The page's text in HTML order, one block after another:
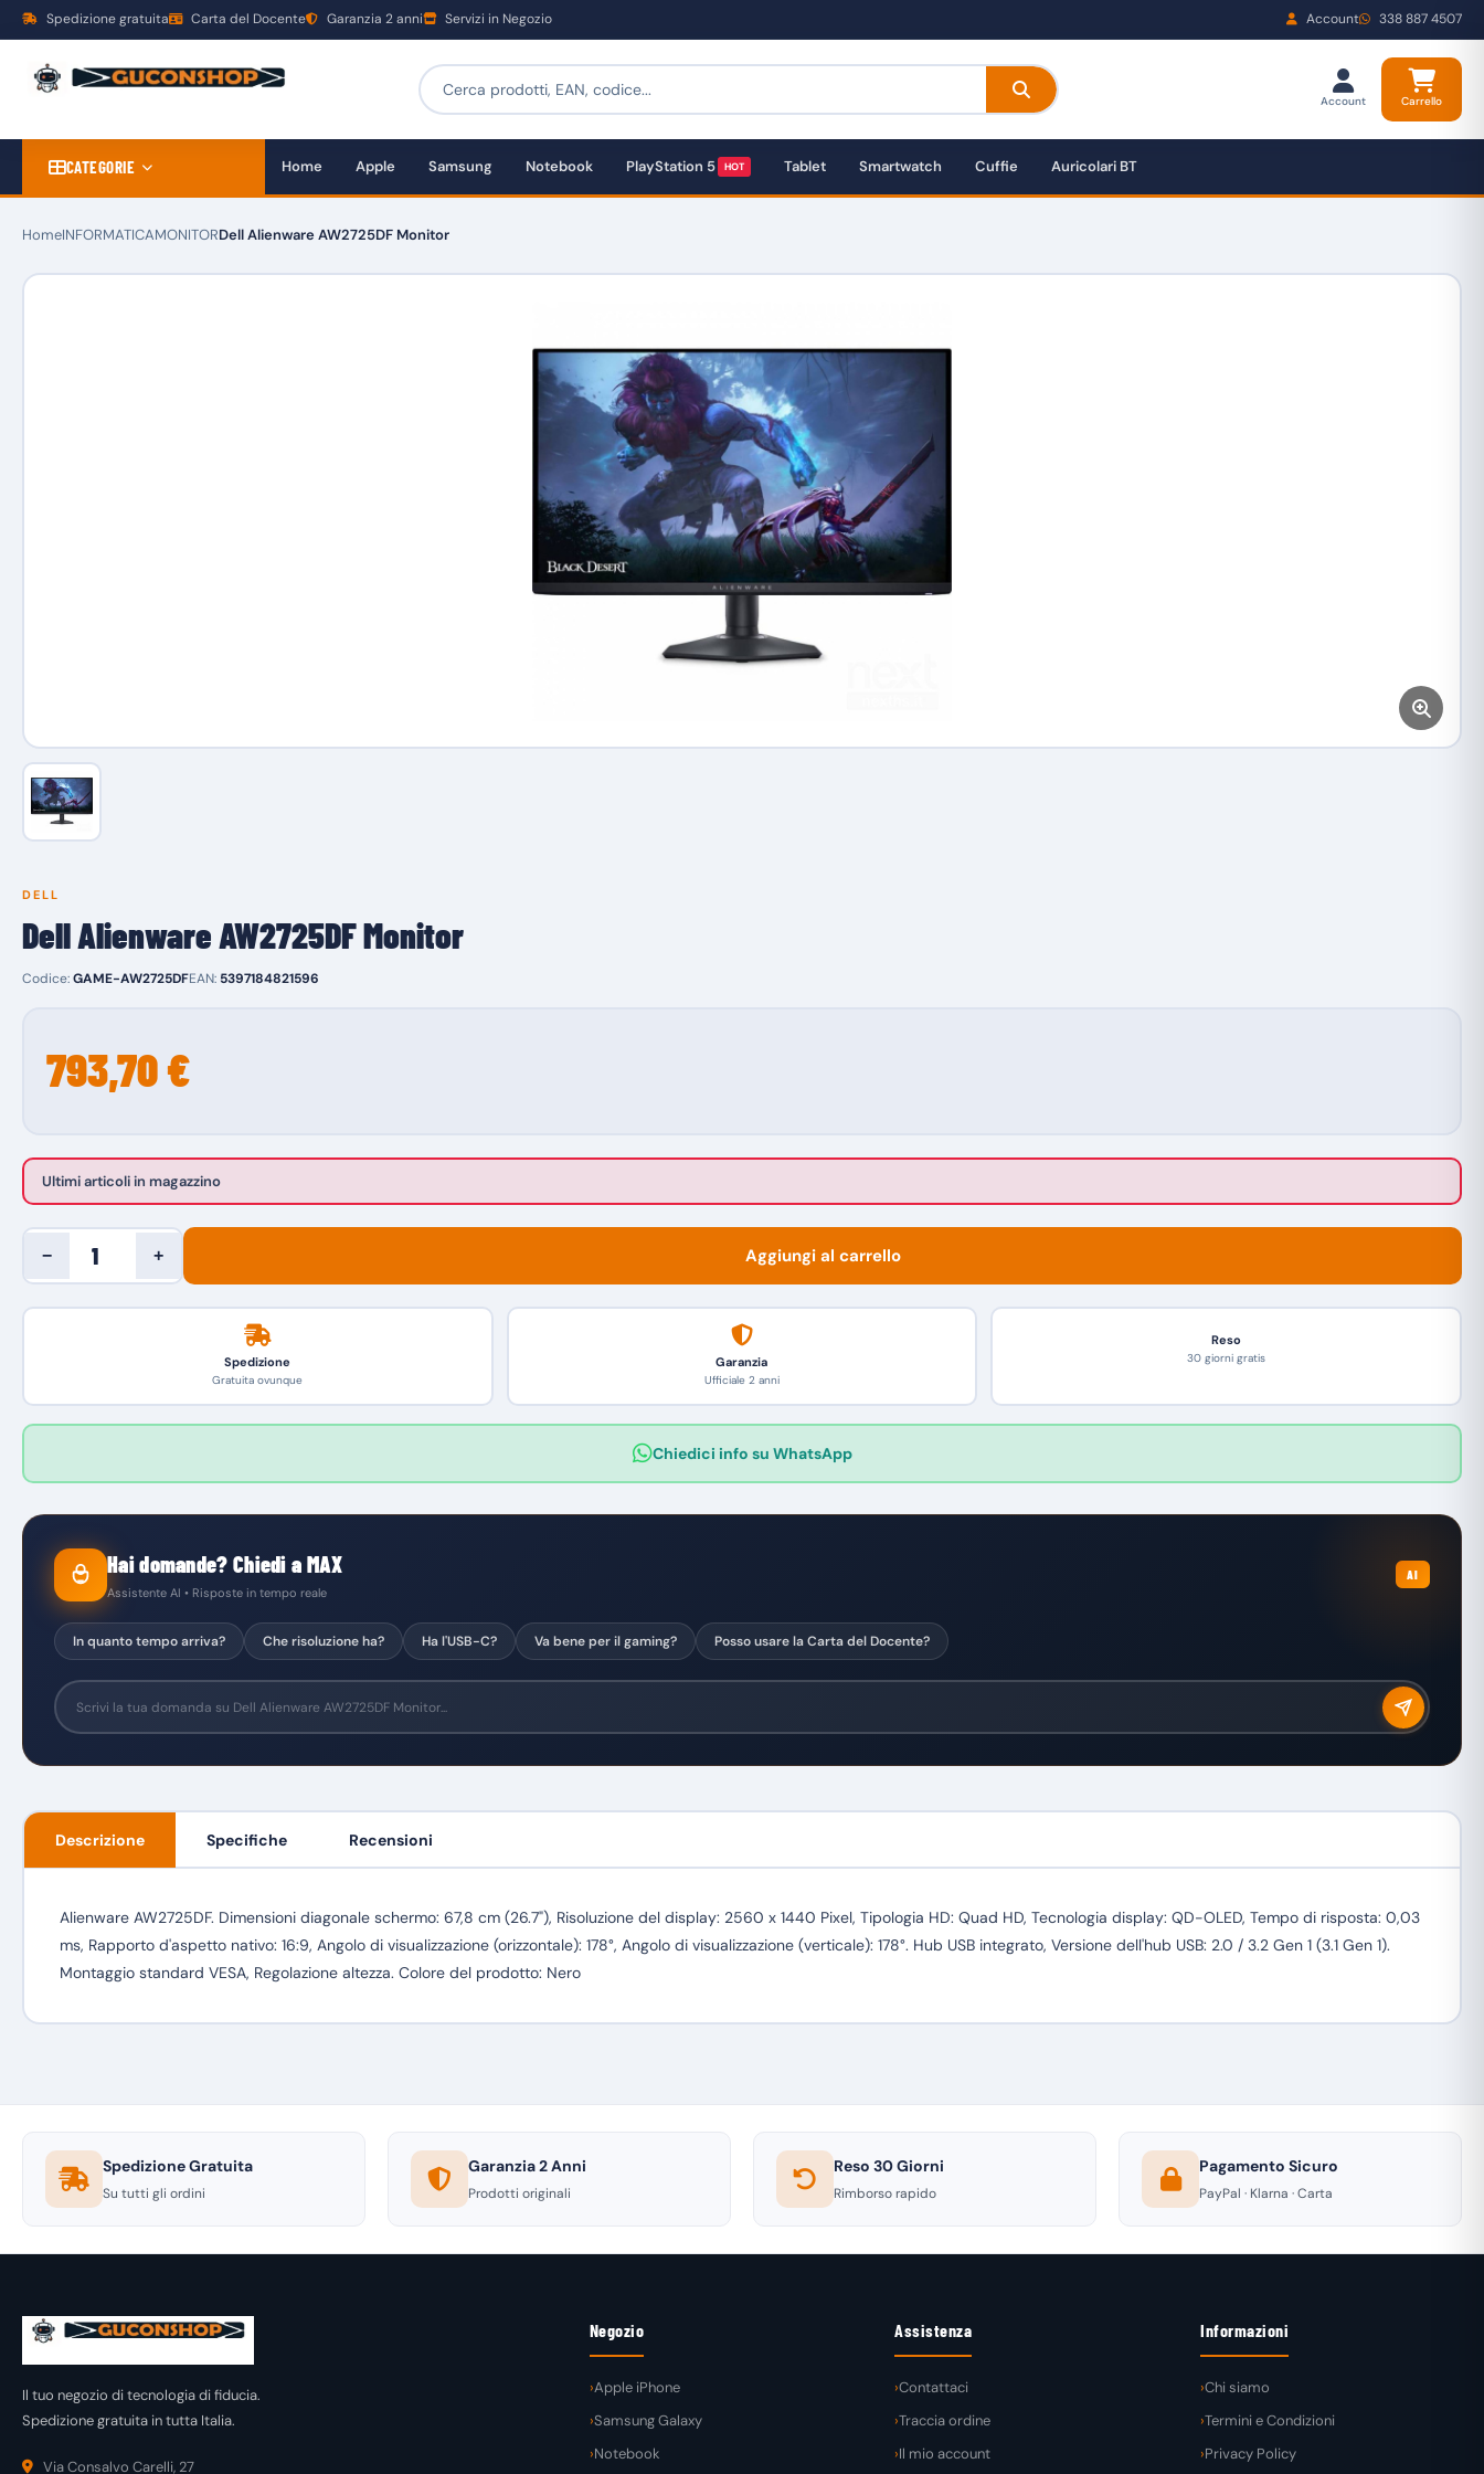
Spedizione gratuita Carta del Docente Garanzia 2 anni Servizi in Negozio Account 338 887 4507
Account Carrello
CATEGORIE Home Apple Samsung Notebook PlayStation 5 HOT Tablet Smartwatch Cuffie Auricolari BT
HomeINFORMATICAMONITORDell Alienware AW2725DF Monitor
DELL
Dell Alienware AW2725DF Monitor
Codice:GAME-AW2725DFEAN: 5397184821596
793,70 €
Ultimi articoli in magazzino
− + Aggiungi al carrello
Spedizione
Gratuita ovunque
Garanzia
Ufficiale 2 anni
Reso
30 giorni gratis
Chiedici info su WhatsApp
Hai domande? Chiedi a MAX
Assistente AI • Risposte in tempo reale
AI
In quanto tempo arriva? Che risoluzione ha? Ha l'USB-C? Va bene per il gaming? Posso usare la Carta del Docente?
Descrizione Specifiche Recensioni
Alienware AW2725DF. Dimensioni diagonale schermo: 67,8 cm (26.7"), Risoluzione del display: 2560 x 1440 Pixel, Tipologia HD: Quad HD, Tecnologia display: QD-OLED, Tempo di risposta: 0,03
ms, Rapporto d'aspetto nativo: 16:9, Angolo di visualizzazione (orizzontale): 178°, Angolo di visualizzazione (verticale): 178°. Hub USB integrato, Versione dell'hub USB: 2.0 / 3.2 Gen 1 (3.1 Gen 1).
Montaggio standard VESA, Regolazione altezza. Colore del prodotto: Nero
Spedizione Gratuita
Su tutti gli ordini
Garanzia 2 Anni
Prodotti originali
Reso 30 Giorni
Rimborso rapido
Pagamento Sicuro
PayPal · Klarna · Carta
Il tuo negozio di tecnologia di fiducia.
Spedizione gratuita in tutta Italia.
Via Consalvo Carelli, 27
Negozio
Apple iPhone
Samsung Galaxy
Notebook
Assistenza
Contattaci
Traccia ordine
Il mio account
Informazioni
Chi siamo
Termini e Condizioni
Privacy Policy